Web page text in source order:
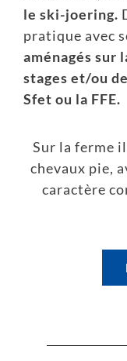
le ski-joering.
pratique avec
aménagés sur
stages et/ou
Sfet ou la FFE.
Sur la ferme
chevaux pie,
caractère